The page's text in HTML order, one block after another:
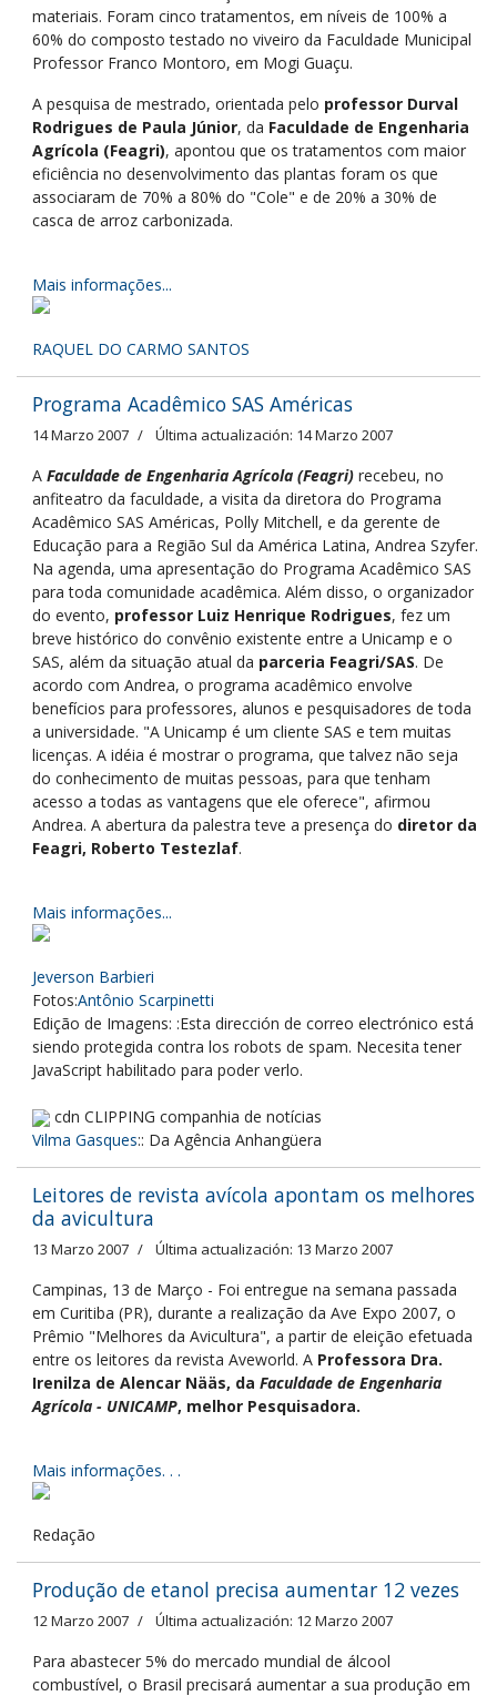
materiais. Foram cinco tratamentos, em níveis de 100% a
60% do composto testado no viveiro da Faculdade Municipal
Professor Franco Montoro, em Mogi Guaçu.
A pesquisa de mestrado, orientada pelo professor Durval
Rodrigues de Paula Júnior, da Faculdade de Engenharia
Agrícola (Feagri), apontou que os tratamentos com maior
eficiência no desenvolvimento das plantas foram os que
associaram de 70% a 80% do "Cole" e de 20% a 30% de
casca de arroz carbonizada.
Mais informações...
RAQUEL DO CARMO SANTOS
Programa Acadêmico SAS Américas
14 Marzo 2007 Última actualización: 14 Marzo 2007
A Faculdade de Engenharia Agrícola (Feagri) recebeu, no
anfiteatro da faculdade, a visita da diretora do Programa
Acadêmico SAS Américas, Polly Mitchell, e da gerente de
Educação para a Região Sul da América Latina, Andrea Szyfer.
Na agenda, uma apresentação do Programa Acadêmico SAS
para toda comunidade acadêmica. Além disso, o organizador
do evento, professor Luiz Henrique Rodrigues, fez um
breve histórico do convênio existente entre a Unicamp e o
SAS, além da situação atual da parceria Feagri/SAS. De
acordo com Andrea, o programa acadêmico envolve
benefícios para professores, alunos e pesquisadores de toda
a universidade. "A Unicamp é um cliente SAS e tem muitas
licenças. A idéia é mostrar o programa, que talvez não seja
do conhecimento de muitas pessoas, para que tenham
acesso a todas as vantagens que ele oferece", afirmou
Andrea. A abertura da palestra teve a presença do diretor da
Feagri, Roberto Testezlaf.
Mais informações...
Jeverson Barbieri
Fotos:Antônio Scarpinetti
Edição de Imagens: :Esta dirección de correo electrónico está
siendo protegida contra los robots de spam. Necesita tener
JavaScript habilitado para poder verlo.
cdn CLIPPING companhia de notícias
Vilma Gasques:: Da Agência Anhangüera
Leitores de revista avícola apontam os melhores
da avicultura
13 Marzo 2007 Última actualización: 13 Marzo 2007
Campinas, 13 de Março - Foi entregue na semana passada
em Curitiba (PR), durante a realização da Ave Expo 2007, o
Prêmio "Melhores da Avicultura", a partir de eleição efetuada
entre os leitores da revista Aveworld. A Professora Dra.
Irenilza de Alencar Nääs, da Faculdade de Engenharia
Agrícola - UNICAMP, melhor Pesquisadora.
Mais informações. . .
Redação
Produção de etanol precisa aumentar 12 vezes
12 Marzo 2007 Última actualización: 12 Marzo 2007
Para abastecer 5% do mercado mundial de álcool
combustível, o Brasil precisará aumentar a sua produção em